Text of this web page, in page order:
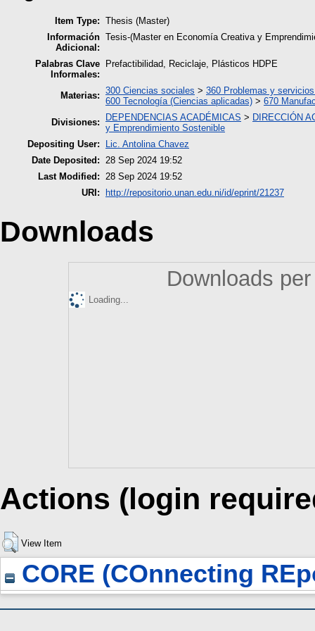
Item Type: Thesis (Master)
Información
Adicional:
Tesis-(Master en Economía Creativa y
Palabras Clave
Informales:
Prefactibilidad, Reciclaje, Plásticos HDPE
Materias: 300 Ciencias sociales > 360 Problemas y
600 Tecnología (Ciencias aplicadas) > 670
Divisiones:
DEPENDENCIAS ACADÉMICAS > DIRECCIÓN
y Emprendimiento Sostenible
Depositing User:
Lic. Antolina Chavez
Date Deposited:
28 Sep 2024 19:52
Last Modified:
28 Sep 2024 19:52
URI:
http://repositorio.unan.edu.ni/id/eprint/21237
Downloads
Downloads
Loading...
Actions (login
View Item
CORE (COnnecting